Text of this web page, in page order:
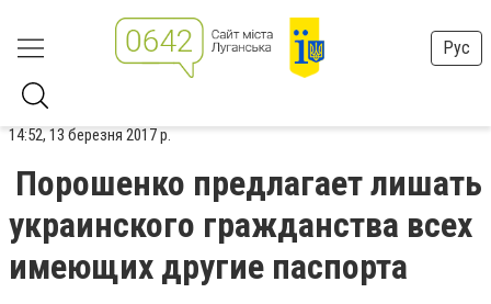
Рус
14:52, 13 березня 2017 р.
Порошенко предлагает лишать
украинского гражданства всех
имеющих другие паспорта